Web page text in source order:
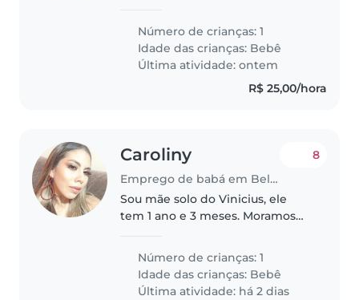
lanche e colocar pra dormir,
Samuel é um neném bastante..
Número de crianças: 1
Idade das crianças: Bebê
Última atividade: ontem
R$ 25,00/hora
Caroliny
Emprego de babá em Belém
8
Sou mãe solo do Vinicius, ele
tem 1 ano e 3 meses. Moramos
Vinicius é uma criança
curiosa/brincalhona e
esfomeado. Aqui em casa
Número de crianças: 1
Idade das crianças: Bebê
Última atividade: há 2 dias